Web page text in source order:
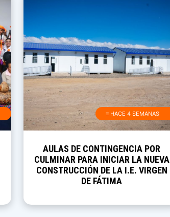
≡ HACE 4 SEMANAS
AULAS DE CONTINGENCIA POR
CULMINAR PARA INICIAR LA NUEVA
CONSTRUCCIÓN DE LA I.E. VIRGEN
DE FÁTIMA